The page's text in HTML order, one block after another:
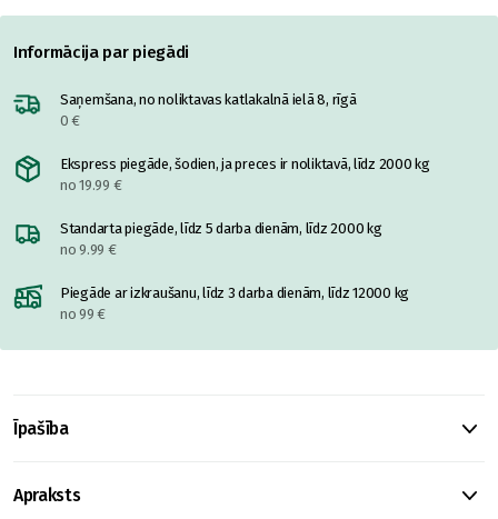
Informācija par piegādi
Saņemšana, no noliktavas katlakalnā ielā 8, rīgā
0 €
Ekspress piegāde, šodien, ja preces ir noliktavā, līdz 2000 kg
no 19.99 €
Standarta piegāde, līdz 5 darba dienām, līdz 2000 kg
no 9.99 €
Piegāde ar izkraušanu, līdz 3 darba dienām, līdz 12000 kg
no 99 €
Īpašība
Apraksts